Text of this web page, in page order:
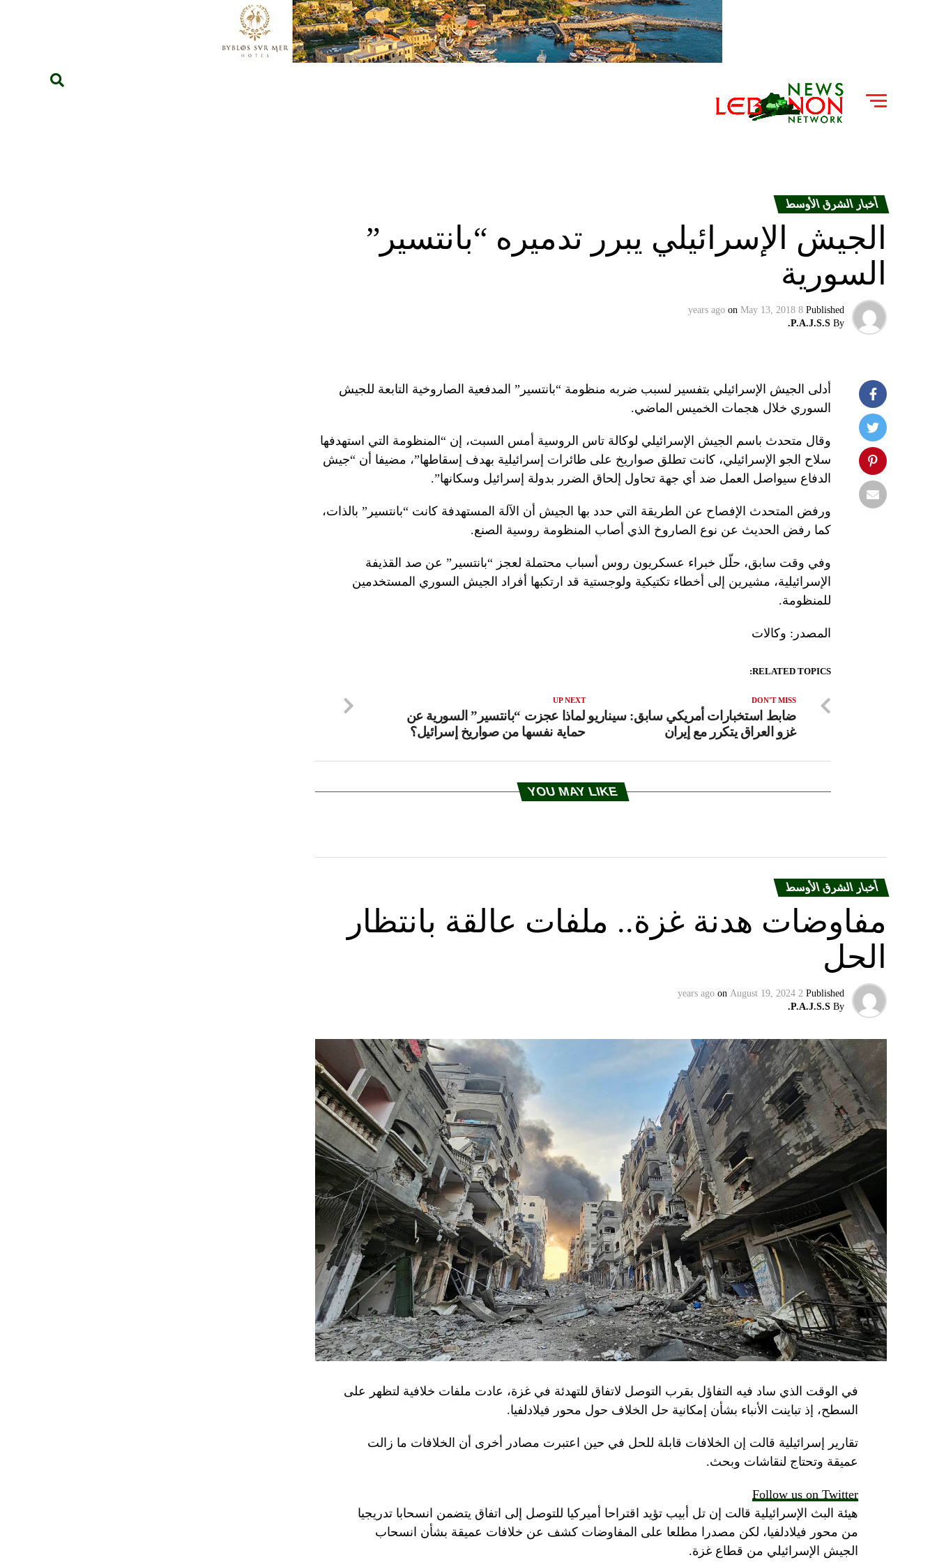
أخبار الشرق الأوسط
الجيش الإسرائيلي يبرر تدميره “بانتسير”
السورية
Published
8 years ago
on May 13, 2018
By
P.A.J.S.S.
أدلى الجيش الإسرائيلي بتفسير لسبب ضربه منظومة “بانتسير” المدفعية الصاروخية التابعة للجيش
السوري خلال هجمات الخميس الماضي.
وقال متحدث باسم الجيش الإسرائيلي لوكالة تاس الروسية أمس السبت، إن “المنظومة التي استهدفها
سلاح الجو الإسرائيلي، كانت تطلق صواريخ على طائرات إسرائيلية بهدف إسقاطها”، مضيفا أن “جيش
الدفاع سيواصل العمل ضد أي جهة تحاول إلحاق الضرر بدولة إسرائيل وسكانها”.
ورفض المتحدث الإفصاح عن الطريقة التي حدد بها الجيش أن الآلة المستهدفة كانت “بانتسير” بالذات،
كما رفض الحديث عن نوع الصاروخ الذي أصاب المنظومة روسية الصنع.
وفي وقت سابق، حلّل خبراء عسكريون روس أسباب محتملة لعجز “بانتسير” عن صد القذيفة
الإسرائيلية، مشيرين إلى أخطاء تكتيكية ولوجستية قد ارتكبها أفراد الجيش السوري المستخدمين
للمنظومة.
المصدر: وكالات
RELATED TOPICS:
UP NEXT
لماذا عجزت “بانتسير” السورية عن
حماية نفسها من صواريخ إسرائيل؟
DON'T MISS
ضابط استخبارات أمريكي سابق: سيناريو
غزو العراق يتكرر مع إيران
YOU MAY LIKE
أخبار الشرق الأوسط
مفاوضات هدنة غزة.. ملفات عالقة بانتظار
الحل
Published
2 years ago
on August 19, 2024
By
P.A.J.S.S.
في الوقت الذي ساد فيه التفاؤل بقرب التوصل لاتفاق للتهدئة في غزة، عادت ملفات خلافية لتظهر على
السطح، إذ تباينت الأنباء بشأن إمكانية حل الخلاف حول محور فيلادلفيا.
تقارير إسرائيلية قالت إن الخلافات قابلة للحل في حين اعتبرت مصادر أخرى أن الخلافات ما زالت
عميقة وتحتاج لنقاشات وبحث.
Follow us on Twitter
هيئة البث الإسرائيلية قالت إن تل أبيب تؤيد اقتراحا أميركيا للتوصل إلى اتفاق يتضمن انسحابا تدريجيا
من محور فيلادلفيا، لكن مصدرا مطلعا على المفاوضات كشف عن خلافات عميقة بشأن انسحاب
الجيش الإسرائيلي من قطاع غزة.